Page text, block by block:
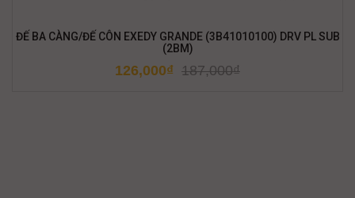
ĐẾ BA CÀNG/ĐẾ CÔN EXEDY GRANDE (3B41010100) DRV PL SUB
(2BM)
187,000₫
126,000₫